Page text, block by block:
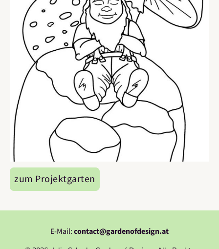
zum Projektgarten
E-Mail:contact@gardenofdesign.at